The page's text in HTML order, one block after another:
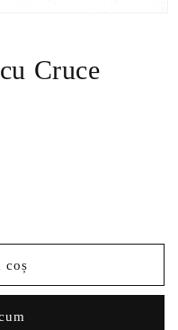
Cruce
coș